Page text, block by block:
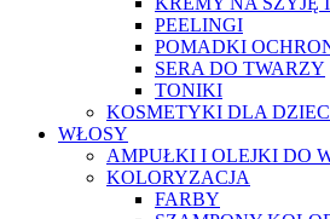
PEELINGI
POMADKI
SERA DO TWARZY
TONIKI
KOSMETYKI DLA
WŁOSY
AMPUŁKI I OLEJKI DO
KOLORYZACJA
FARBY